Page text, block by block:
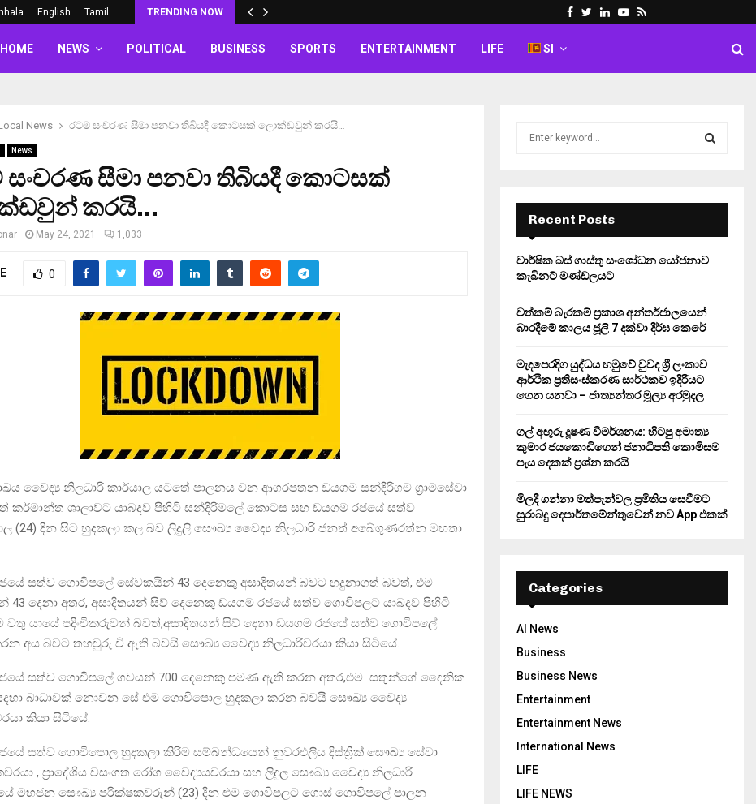
English Tamil TRENDING NOW Facebook
Twitter
LinkedinYoutube
Rss
HOME NEWS POLITICAL BUSINESS SPORTS ENTERTAINMENT LIFE SI
News රටම සංචරණ සීමා පනවා තිබියදී කොටසක් ලොක්ඩවුන් කරයි…
News
සංචරණ සීමා පනවා තිබියදී කොටසක්
කරයි…
May 24, 2021 1,033
0
වෛද්‍ය නිලධාරි කාර්යාල යටතේ පාලනය වන ආගරපතන ඩයගම සන්දිරිගම ග්‍රාමසේවා
කර්මාන්ත ශාලාවට යාබදව පිහිටි සන්දිරිමලේ කොටස සහ ඩයගම රජයේ සත්ව
(24) දින සිට හුදකලා කල බව ලිදුලි සෞඛ්‍ය වෛද්‍ය නිලධාරි ජනත් අබේගුණරත්න මහතා
සත්ව ගොවිපලේ සේවකයින් 43 දෙනෙකු අසාදිතයන් බවට හදුනාගත් බවත්, එම
43 දෙනා අතර, අසාදිතයන් සිව් දෙනෙකු ඩයගම රජයේ සත්ව ගොවිපලට යාබදව පිහිටි
වතු යායේ පදිංචිකරුවන් බවත්,අසාදිතයන් සිව් දෙනා ඩයගම රජයේ සත්ව ගොවිපලේ
අය බවට තහවුරු වි ඇති බවයි සෞඛ්‍ය වෛද්‍ය නිලධාරිවරයා කියා සිටියේ.
සත්ව ගොවිපලේ ගවයන් 700 දෙනෙකු පමණ ඇති කරන අතර,එම සතුන්ගේ දෛනික
බාධාවක් නොවන සේ එම ගොවිපොල හුදකලා කරන බවයි සෞඛ්‍ය වෛද්‍ය
කියා සිටියේ.
සත්ව ගොවිපොල හුදකලා කිරිම සම්බන්ධයෙන් නුවරඑලිය දිස්ත්‍රික් සෞඛ්‍ය සේවා
, ප්‍රාදේශිය වසංගත රෝග වෛද්‍යයවරයා සහ ලිදුල සෞඛ්‍ය වෛද්‍ය නිලධාරි
මහජන සෞඛ්‍ය පරික්ෂකවරුන් (23) දින එම ගොවිපලට ගොස් ගොවිපලේ පාලන
r
:
E
A
R
H
Recent Posts
වාර්ෂික බස් ගාස්තු සංශෝධන යෝජනාව
කැබිනට් මණ්ඩලයට
වත්කම් බැරකම් ප්‍රකාශ අන්තර්ජාලයෙන්
බාරදීමේ කාලය ජූලි 7 දක්වා දීර්ඝ කෙරේ
මැදපෙරදිග යුද්ධය හමුවේ වුවද ශ්‍රී ලංකාව
ආර්ථික ප්‍රතිසංස්කරණ සාර්ථකව ඉදිරියට
ගෙන යනවා – ජාත්‍යන්තර මූල්‍ය අරමුදල
ගල් අඟුරු දූෂණ විමර්ශනය: හිටපු අමාත්‍ය
කුමාර ජයකොඩිගෙන් ජනාධිපති කොමිසම
පැය දෙකක් ප්‍රශ්න කරයි
මිලදී ගන්නා මත්පැන්වල ප්‍රමිතිය සෙවීමට
සුරාබදු දෙපාර්තමේන්තුවෙන් නව App එකක්
Categories
AI News
Business
Business News
Entertainment
Entertainment News
International News
LIFE
LIFE NEWS